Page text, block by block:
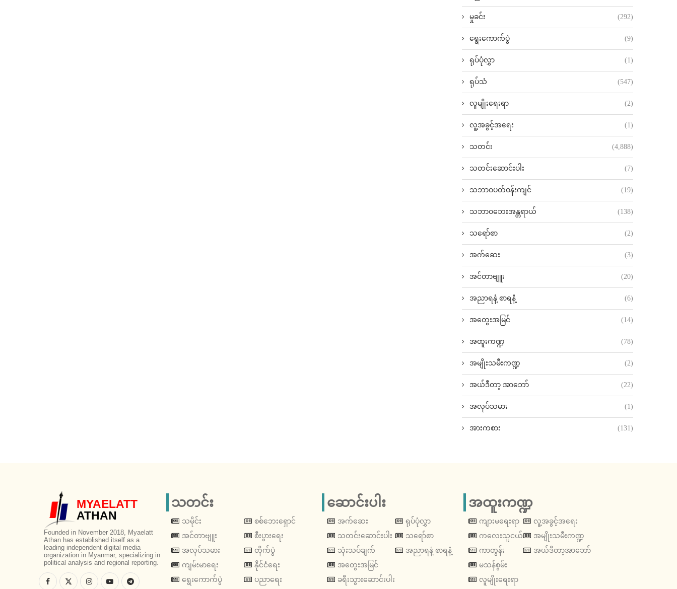
မှုခင်း (292)
ရွေးကောက်ပွဲ (9)
ရုပ်ပုံလွှာ (1)
ရုပ်သံ (547)
လူမျိုးရေးရာ (2)
လူ့အခွင့်အရေး (1)
သတင်း (4,888)
သတင်းဆောင်းပါး (7)
သဘာဝပတ်ဝန်းကျင် (19)
သဘာဝဘေးအန္တရာယ် (138)
သရော်စာ (2)
အက်ဆေး (3)
အင်တာဗျူး (20)
အညာရနံ့ စာရနံ့ (6)
အတွေးအမြင် (14)
အထူးကဏ္ဍ (78)
အမျိုးသမီးကဏ္ဍ (2)
အယ်ဒီတာ့ အာဘော် (22)
အလုပ်သမား (1)
အားကစား (131)
MYAELATT
ATHAN
Founded in November 2018, Myaelatt
Athan has established itself as a
leading independent digital media
organization in Myanmar, specializing in
political analysis and regional reporting.
သတင်း
သမိုင်း
အင်တာဗျူး
အလုပ်သမား
ကျမ်းမာရေး
ရွေးကောက်ပွဲ
စစ်ဘေးရှောင်
စီးပွားရေး
တိုက်ပွဲ
နိုင်ငံရေး
ပညာရေး
ဆောင်းပါး
အက်ဆေး
သတင်းဆောင်းပါး
သုံးသပ်ချက်
အတွေးအမြင်
ခရီးသွားဆောင်းပါး
ရုပ်ပုံလွှာ
သရော်စာ
အညာရနံ့ စာရနံ့
အထူးကဏ္ဍ
ကျားမရေးရာ
ကလေးသူငယ်
ကာတွန်း
မသန်စွမ်း
လူမျိုးရေးရာ
လူ့အခွင့်အရေး
အမျိုးသမီးကဏ္ဍ
အယ်ဒီတာ့အာဘော်